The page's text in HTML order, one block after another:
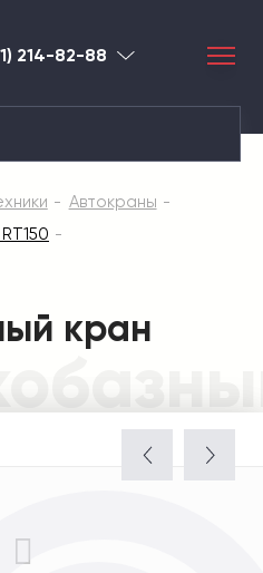
214-82-88 Красноярск
Автокраны
кран